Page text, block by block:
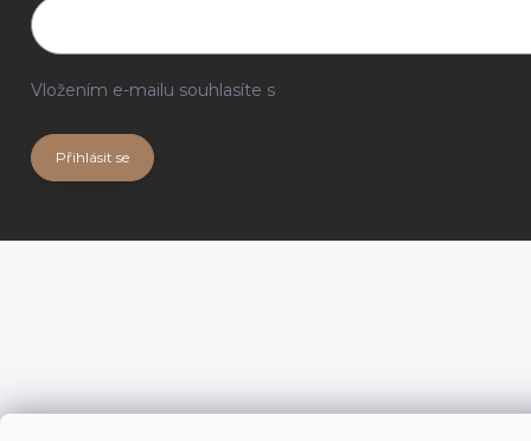
Vložením e-mailu souhlasíte s
Přihlásit se